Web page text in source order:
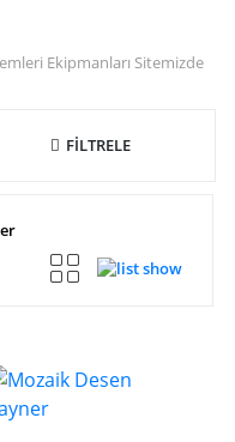
Ekipmanları Sitemizde
FİLTRELE